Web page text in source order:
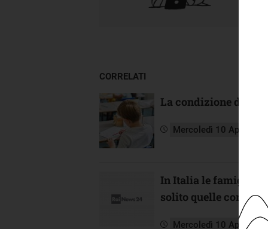
CORRELATI
La condizione dei
Mercoledì 10 Aprile
In Italia le famiglie
solito quelle con
Mercoledì 10 Aprile